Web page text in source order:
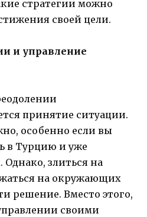
стратегии можно
своей цели.
и управление
принятие ситуации.
особенно если вы
в Турцию и уже
Однако, злиться на
на окружающих
решение. Вместо этого,
своими